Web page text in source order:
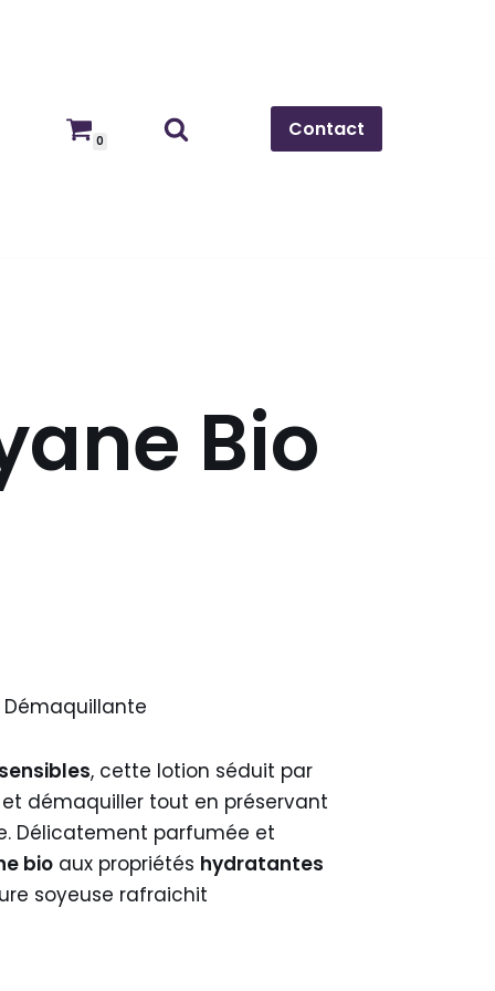
0 Contact
Bio
, cette lotion séduit par
démaquiller tout en préservant
Délicatement parfumée et
bio aux propriétés hydratantes
soyeuse rafraichit